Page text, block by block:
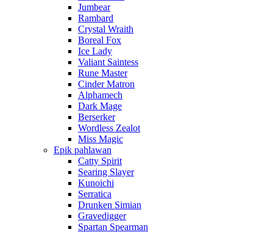
Jumbear
Rambard
Crystal Wraith
Boreal Fox
Ice Lady
Valiant Saintess
Rune Master
Cinder Matron
Alphamech
Dark Mage
Berserker
Wordless Zealot
Miss Magic
Epik pahlawan
Catty Spirit
Searing Slayer
Kunoichi
Serratica
Drunken Simian
Gravedigger
Spartan Spearman